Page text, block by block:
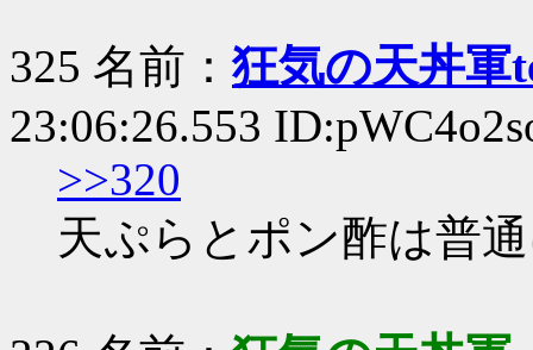
325 名前：狂気の天丼軍
23:06:26.553
>>320
天ぷらとポン酢は普